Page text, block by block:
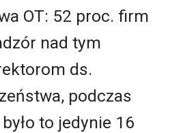
OT: 52 proc. firm
nad tym
ds.
podczas
to jedynie 16